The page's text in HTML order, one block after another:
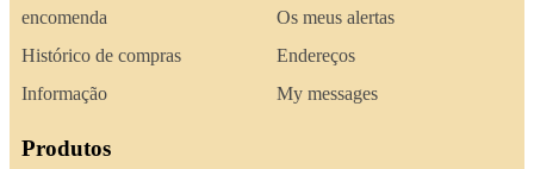
encomenda
Histórico de compras
Informação
Os meus alertas
Endereços
My messages
Produtos